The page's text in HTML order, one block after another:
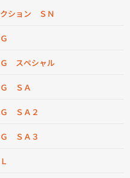
クション ＳＮ
Ｇ
Ｇ スペシャル
Ｇ ＳＡ
Ｇ ＳＡ２
Ｇ ＳＡ３
Ｌ